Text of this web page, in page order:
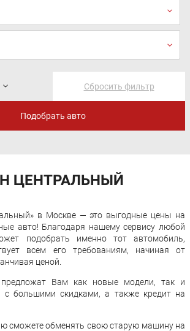
Сбросить фильтр
Подобрать авто
ЦЕНТРАЛЬНЫЙ
в Москве — это выгодные цены на
авто! Благодаря нашему сервису любой
подобрать именно тот автомобиль,
всем его требованиям, начиная от
ценой.
Вам как новые модели, так и
с большими скидками, а также кредит на
сможете обменять свою старую машину на